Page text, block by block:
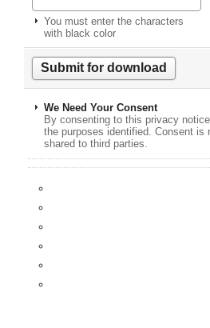
You must enter the characters
with black color
We Need Your Consent
By consenting to this privacy
the purposes identified. Consent is
shared to third parties.